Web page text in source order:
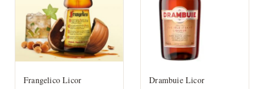
Frangelico Licor Drambuie Licor